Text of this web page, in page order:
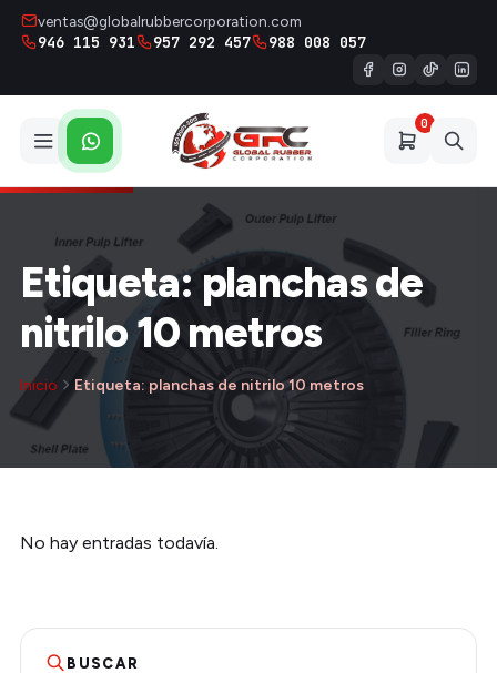
ventas@globalrubbercorporation.com
946 115 931 957 292 457 988 008 057
0
Etiqueta: planchas de
nitrilo 10 metros
Inicio Etiqueta: planchas de nitrilo 10 metros
No hay entradas todavía.
BUSCAR